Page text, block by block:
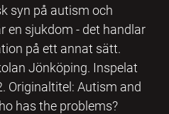
syn på autism och
en sjukdom - det handlar
på ett annat sätt.
Jönköping. Inspelat
Originaltitel: Autism and
has the problems?